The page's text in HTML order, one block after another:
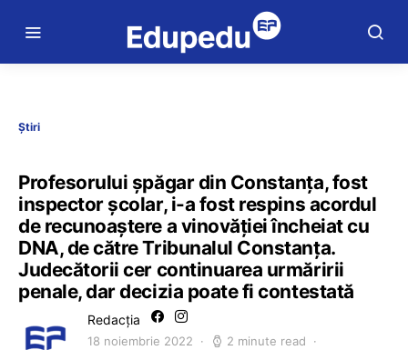
Știri
Profesorului șpăgar din Constanța, fost
inspector școlar, i-a fost respins acordul
de recunoaștere a vinovăției încheiat cu
DNA, de către Tribunalul Constanța.
Judecătorii cer continuarea urmăririi
penale, dar decizia poate fi contestată
Redacția
18 noiembrie 2022 2 minute read